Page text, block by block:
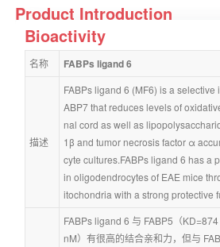
Product Introduction
Bioactivity
名称 FABPs ligand 6
描述
FABPs ligand 6 (MF6) is a selective
ABP7 that reduces levels of
nal cord as well as
1β and tumor necrosis factor α
cyte cultures.FABPs ligand 6 has a
in oligodendrocytes of EAE mice
itochondria with a strong protective
FABPs ligand 6 与 FABP5（
nM）有很高的结合亲和力，但与